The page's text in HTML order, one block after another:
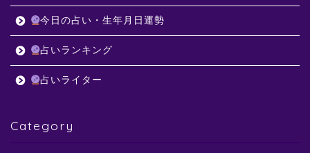
今日の占い・生年月日運勢
占いランキング
占いライター
Category